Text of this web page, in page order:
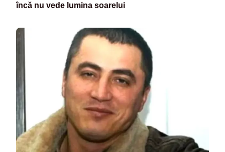
încă nu vede lumina soarelui